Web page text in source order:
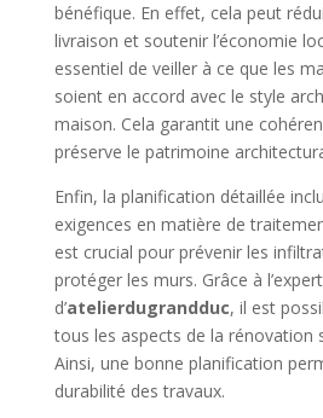
bénéfique. En effet, cela peut
livraison et soutenir l’économie
essentiel de veiller à ce que les
soient en accord avec le style
maison. Cela garantit une
préserve le patrimoine
Enfin, la planification détaillée
exigences en matière de
est crucial pour prévenir les
protéger les murs. Grâce à
d’atelierdugrandduc, il est
tous les aspects de la rénovation
Ainsi, une bonne planification
durabilité des travaux.